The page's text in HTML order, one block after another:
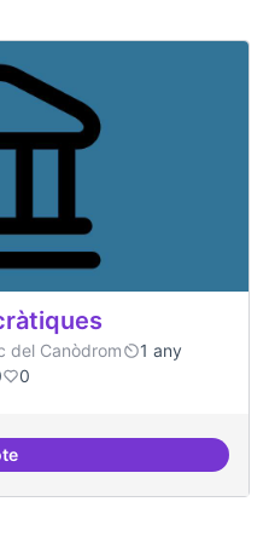
del Canòdrom
1 any
0
grades democràtiques